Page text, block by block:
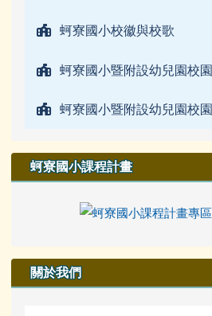
蚵寮國小校徽與校歌
蚵寮國小暨附設幼兒園校
蚵寮國小暨附設幼兒園校
蚵寮國小課程計畫
關於我們